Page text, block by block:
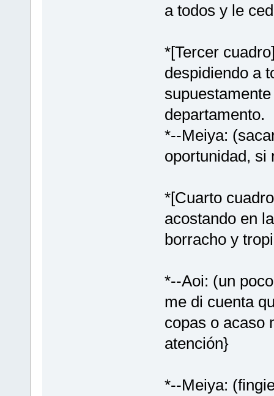
a todos y le
*[Tercer
despidiendo a
departamento.
*--Meiya:
oportunidad, si
*[Cuarto
acostando en
borracho y
*--Aoi: (un
me di cuenta
copas o acaso
atención}
*--Meiya: